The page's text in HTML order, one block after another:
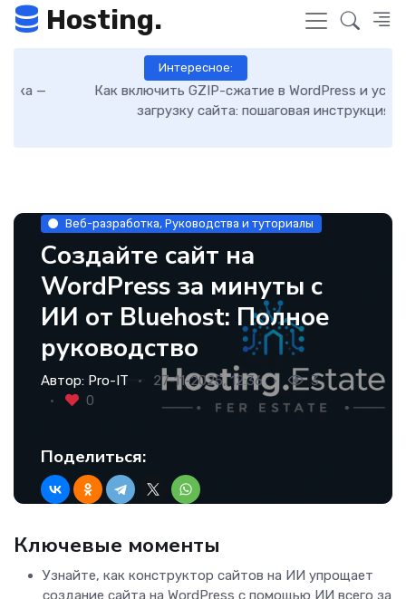
Hosting.
Интересное:
Как включить GZIP-сжатие в WordPress и ускорить
загрузку сайта: пошаговая инструкция
Веб-разработка, Руководства и туториалы
Создайте сайт на
WordPress за минуты с
ИИ от Bluehost: Полное
руководство
Автор: Pro-IT 27-11-2025, 12:36
3
0
Поделиться:
Ключевые моменты
Узнайте, как конструктор сайтов на ИИ упрощает